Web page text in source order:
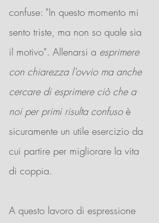
confuse: "In questo momento mi
sento triste, ma non so quale sia
il motivo". Allenarsi a esprimere
con chiarezza l'ovvio ma anche
cercare di esprimere ciò che a
noi per primi risulta confuso è
sicuramente un utile esercizio da
cui partire per migliorare la vita
di coppia.
A questo lavoro di espressione